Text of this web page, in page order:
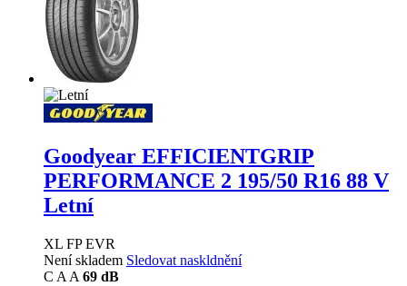
Goodyear EFFICIENTGRIP
PERFORMANCE 2 195/50 R16 88 V
Letní
XL FP EVR
Není skladem Sledovat naskldnění
C A A 69 dB